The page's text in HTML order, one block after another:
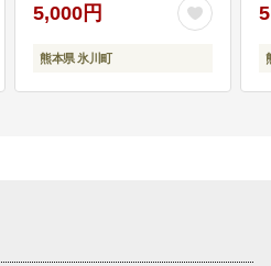
5,000円
熊本県 氷川町